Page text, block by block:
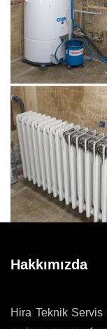
Hakkımızda
Hira Teknik